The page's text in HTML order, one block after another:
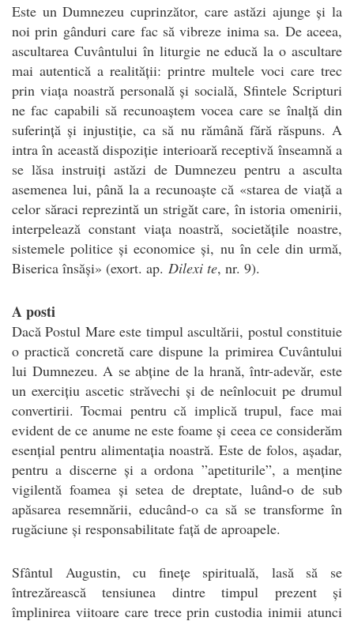
Este un Dumnezeu cuprinzător, care astăzi ajunge și la
noi prin gânduri care fac să vibreze inima sa. De aceea,
ascultarea Cuvântului în liturgie ne educă la o ascultare
mai autentică a realității: printre multele voci care trec
prin viața noastră personală și socială, Sfintele Scripturi
ne fac capabili să recunoaștem vocea care se înalță din
suferință și injustiție, ca să nu rămână fără răspuns. A
intra în această dispoziție interioară receptivă înseamnă a
se lăsa instruiți astăzi de Dumnezeu pentru a asculta
asemenea lui, până la a recunoaște că «starea de viață a
celor săraci reprezintă un strigăt care, în istoria omenirii,
interpelează constant viața noastră, societățile noastre,
sistemele politice și economice și, nu în cele din urmă,
Biserica însăși» (exort. ap. Dilexi te, nr. 9).
A posti
Dacă Postul Mare este timpul ascultării, postul constituie
o practică concretă care dispune la primirea Cuvântului
lui Dumnezeu. A se abține de la hrană, într-adevăr, este
un exercițiu ascetic străvechi și de neînlocuit pe drumul
convertirii. Tocmai pentru că implică trupul, face mai
evident de ce anume ne este foame și ceea ce considerăm
esențial pentru alimentația noastră. Este de folos, așadar,
pentru a discerne și a ordona ”apetiturile”, a menține
vigilentă foamea și setea de dreptate, luând-o de sub
apăsarea resemnării, educând-o ca să se transforme în
rugăciune și responsabilitate față de aproapele.
Sfântul Augustin, cu finețe spirituală, lasă să se
întrezărească tensiunea dintre timpul prezent și
împlinirea viitoare care trece prin custodia inimii atunci